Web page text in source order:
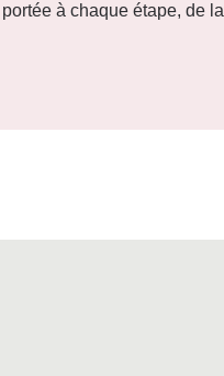
portée à chaque étape, de